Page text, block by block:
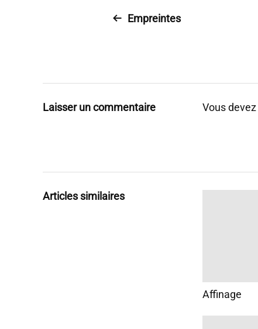
Empreintes
Laisser un commentaire Vous devez
Articles similaires
Affinage